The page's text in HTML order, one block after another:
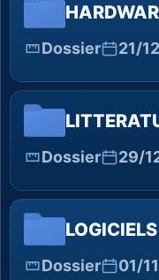
Dossier 21/
Dossier 29/
LOGICIELS
Dossier 01/